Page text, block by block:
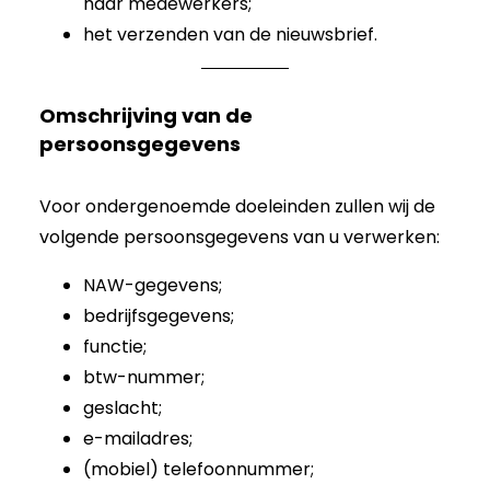
het verzenden van de nieuwsbrief.
Omschrijving van de
persoonsgegevens
Voor ondergenoemde doeleinden zullen wij de
volgende persoonsgegevens van u verwerken:
NAW-gegevens;
bedrijfsgegevens;
functie;
btw-nummer;
geslacht;
e-mailadres;
(mobiel) telefoonnummer;